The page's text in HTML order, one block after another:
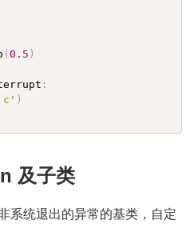
(0.5 )
:
)
及子类
系统退出的异常的基类，自定